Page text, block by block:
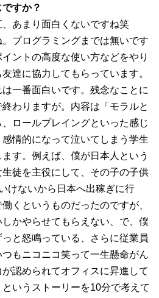
すか？
あまり面白くないですね笑
プログラミングまでは無いです
ントの高度な使い方などをやり
達に協力してもらっています。
一番面白いです。残念なことに
わりますが。内容は「モラルと
ロールプレイングといった感じ
情的になって泣いてしまう学生
す。例えば、僕が日本人という
徒を主役にして、その子の子供
けないから日本へ出稼ぎに行
くというものだったのですが、
かやらせてもらえない、で、僕
と怒鳴っている、さらに従業員
もニコニコ笑って一生懸命がん
認められてオフィスに昇進して
いうストーリーを10分で考えて